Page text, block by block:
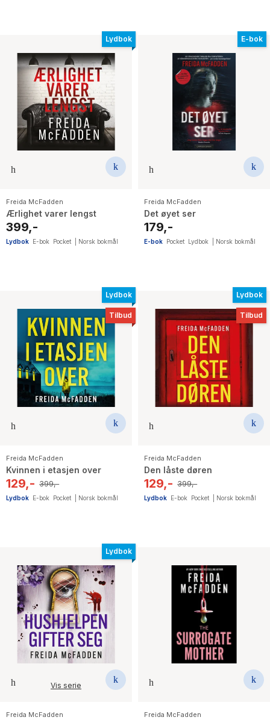
Lydbok
Freida McFadden
Ærlighet varer lengst
399,-
Lydbok E-bok Pocket Norsk bokmål
E-bok
Freida McFadden
Det øyet ser
179,-
E-bok Pocket Lydbok Norsk bokmål
Lydbok
Tilbud
Freida McFadden
Kvinnen i etasjen over
129,- 399,-
Lydbok E-bok Pocket Norsk bokmål
Lydbok
Tilbud
Freida McFadden
Den låste døren
129,- 399,-
Lydbok E-bok Pocket Norsk bokmål
Lydbok
Vis serie
Freida McFadden Freida McFadden